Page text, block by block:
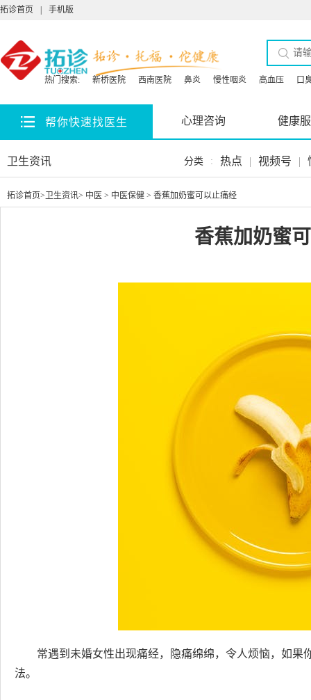
拓诊首页 手机版
热门搜索: 新桥医院 西南医院 鼻炎 慢性咽炎 高血压 口
帮你快速找医生 心理咨询 健康
卫生资讯 分类 : 热点 | 视频号 |
拓诊首页> 卫生资讯> 中医 > 中医保健 > 香蕉加奶蜜可以止痛经
香蕉加奶蜜
常遇到未婚女性出现痛经，隐痛绵绵，令人烦恼，如
法。